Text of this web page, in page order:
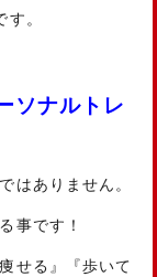
。
ソナルトレ
はありません。
事です！
せる』『歩いて